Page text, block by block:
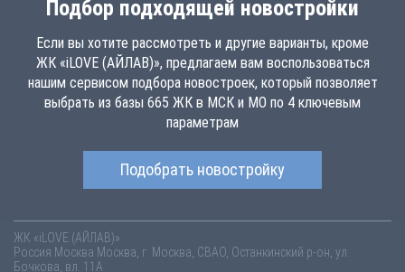
Подбор подходящей новостройки
Если вы хотите рассмотреть и другие варианты, кроме
ЖК «iLOVE (АЙЛАВ)», предлагаем вам воспользоваться
нашим сервисом подбора новостроек, который позволяет
выбрать из базы 665 ЖК в МСК и МО по 4 ключевым
параметрам
Подобрать новостройку
ЖК «iLOVE (АЙЛАВ)»
Россия Москва Москва, г. Москва, СВАО, Останкинский р-он, ул.
Бочкова, вл. 11А